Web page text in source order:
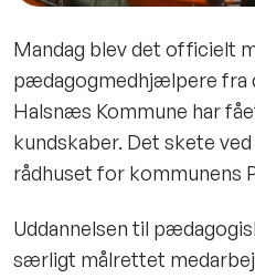
Mandag blev det officielt
pædagogmedhjælpere fra
Halsnæs Kommune har
kundskaber. Det skete
rådhuset for kommunens
Uddannelsen til
særligt målrettet